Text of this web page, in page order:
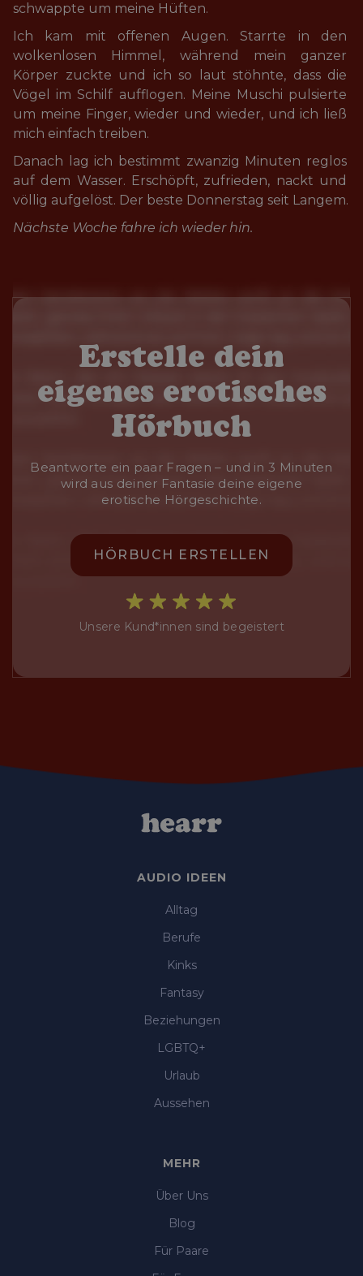
schwappte um meine Hüften.
Ich kam mit offenen Augen. Starrte in den
wolkenlosen Himmel, während mein ganzer
Körper zuckte und ich so laut stöhnte, dass die
Vögel im Schilf aufflogen. Meine Muschi pulsierte
um meine Finger, wieder und wieder, und ich ließ
mich einfach treiben.
Danach lag ich bestimmt zwanzig Minuten reglos
auf dem Wasser. Erschöpft, zufrieden, nackt und
völlig aufgelöst. Der beste Donnerstag seit Langem.
Nächste Woche fahre ich wieder hin.
Erstelle dein
eigenes erotisches
Hörbuch
Beantworte ein paar Fragen – und in 3 Minuten
wird aus deiner Fantasie deine eigene
erotische Hörgeschichte.
HÖRBUCH ERSTELLEN
Unsere Kund*innen sind begeistert
AUDIO IDEEN
Alltag
Berufe
Kinks
Fantasy
Beziehungen
LGBTQ+
Urlaub
Aussehen
MEHR
Über Uns
Blog
Für Paare